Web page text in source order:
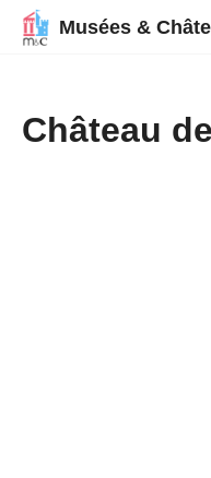
Musées &
Château